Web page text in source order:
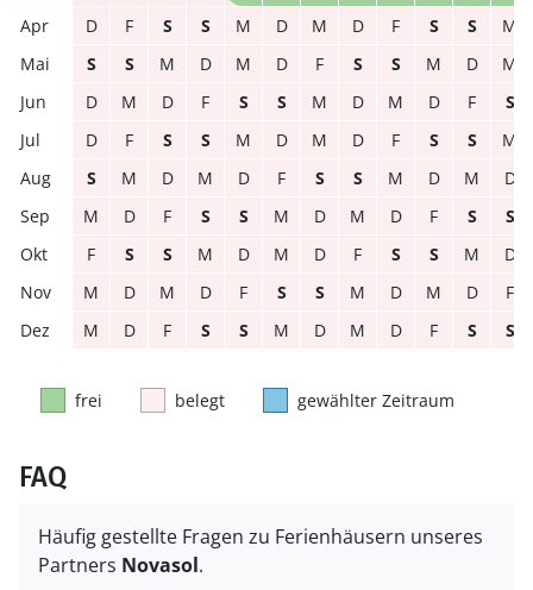
D
F S S M D M D F S S
M
S
S M D M D F S S M D
M
D
M D F S S M D M D F
S
D
F S S M D M D F S S
M
S
M D M D F S S M D M
D
M
D F S S M D M D F S
S
F
S S M D M D F S S M
D
M
D M D F S S M D M D
F
M
D F S S M D M D F S S
frei belegt gewählter Zeitraum
FAQ
Häufig gestellte Fragen zu Ferienhäusern unseres
Partners Novasol.